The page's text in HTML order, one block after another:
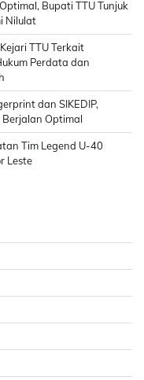
Bupati TTU Tunjuk
Nilulat
TTU Terkait
Perdata dan
dan SIKEDIP,
Berjalan Optimal
Tim Legend U-40
Leste